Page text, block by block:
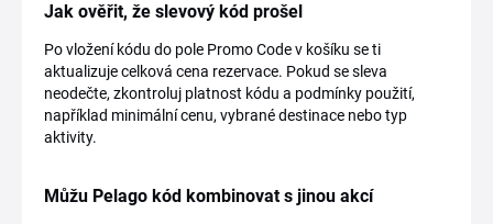
Jak ověřit, že slevový kód prošel
Po vložení kódu do pole Promo Code v košíku se ti
aktualizuje celková cena rezervace. Pokud se sleva
neodečte, zkontroluj platnost kódu a podmínky použití,
například minimální cenu, vybrané destinace nebo typ
aktivity.
Můžu Pelago kód kombinovat s jinou akcí